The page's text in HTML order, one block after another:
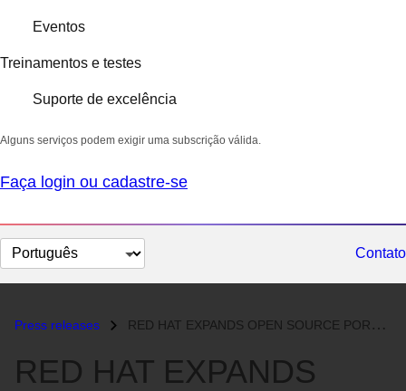
Eventos
Treinamentos e testes
Suporte de excelência
Alguns serviços podem exigir uma subscrição válida.
Faça login ou cadastre-se
Selecionar
idioma
Contato
Press releases RED HAT EXPANDS OPEN SOURCE PORTFOLIO WITH INTRODUCTION OF RED HAT DAT...
RED HAT EXPANDS